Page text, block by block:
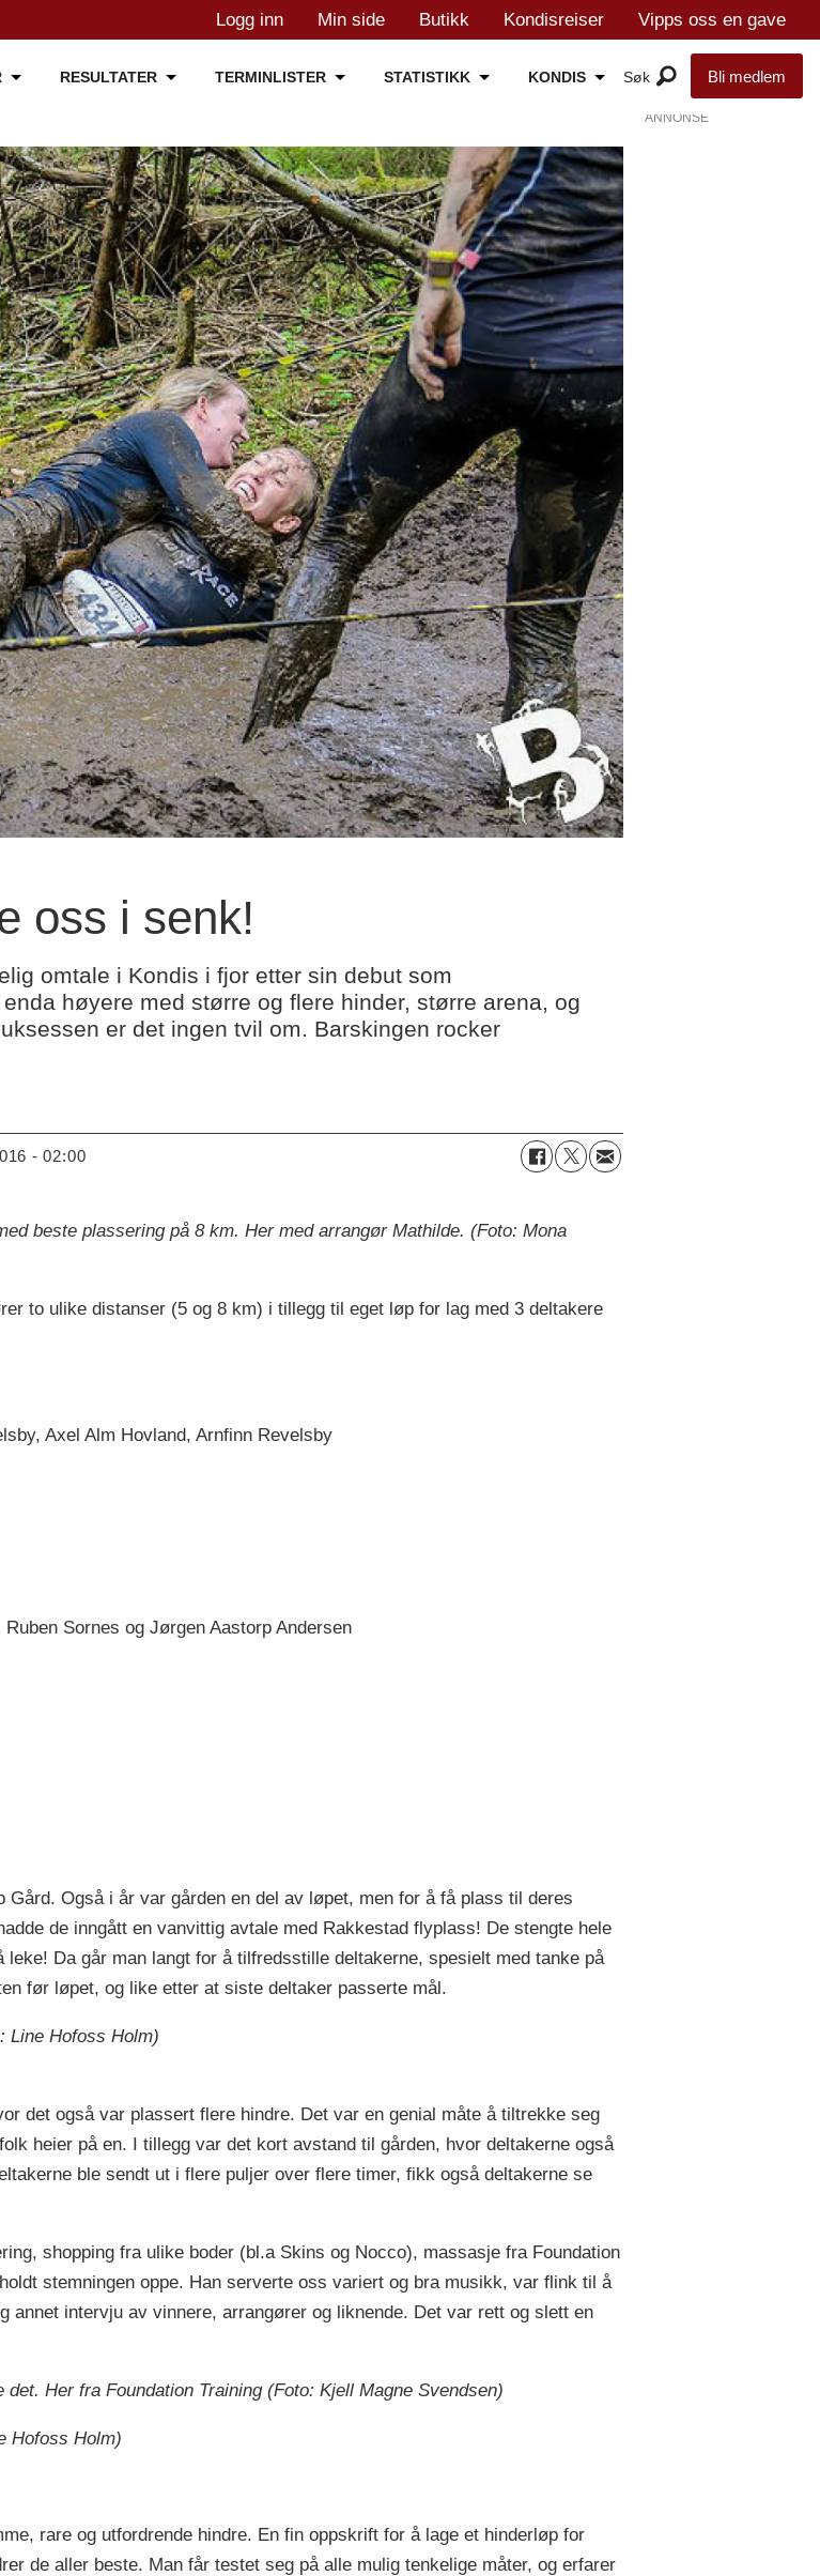
Logg inn Min side Butikk Kondisreiser Vipps oss en gave
RESULTATER TERMINLISTER STATISTIKK KONDIS Bli medlem
oss i senk!
omtale i Kondis i fjor etter sin debut som
høyere med større og flere hinder, større arena, og
er det ingen tvil om. Barskingen rocker
- 02:00
beste plassering på 8 km. Her med arrangør Mathilde. (Foto: Mona
to ulike distanser (5 og 8 km) i tillegg til eget løp for lag med 3 deltakere
Axel Alm Hovland, Arnfinn Revelsby
Sornes og Jørgen Aastorp Andersen
Også i år var gården en del av løpet, men for å få plass til deres
de inngått en vanvittig avtale med Rakkestad flyplass! De stengte hele
Da går man langt for å tilfredsstille deltakerne, spesielt med tanke på
før løpet, og like etter at siste deltaker passerte mål.
Line Hofoss Holm)
det også var plassert flere hindre. Det var en genial måte å tiltrekke seg
heier på en. I tillegg var det kort avstand til gården, hvor deltakerne også
ble sendt ut i flere puljer over flere timer, fikk også deltakerne se
shopping fra ulike boder (bl.a Skins og Nocco), massasje fra Foundation
stemningen oppe. Han serverte oss variert og bra musikk, var flink til å
annet intervju av vinnere, arrangører og liknende. Det var rett og slett en
Her fra Foundation Training (Foto: Kjell Magne Svendsen)
Hofoss Holm)
rare og utfordrende hindre. En fin oppskrift for å lage et hinderløp for
de aller beste. Man får testet seg på alle mulig tenkelige måter, og erfarer
ANNONSE